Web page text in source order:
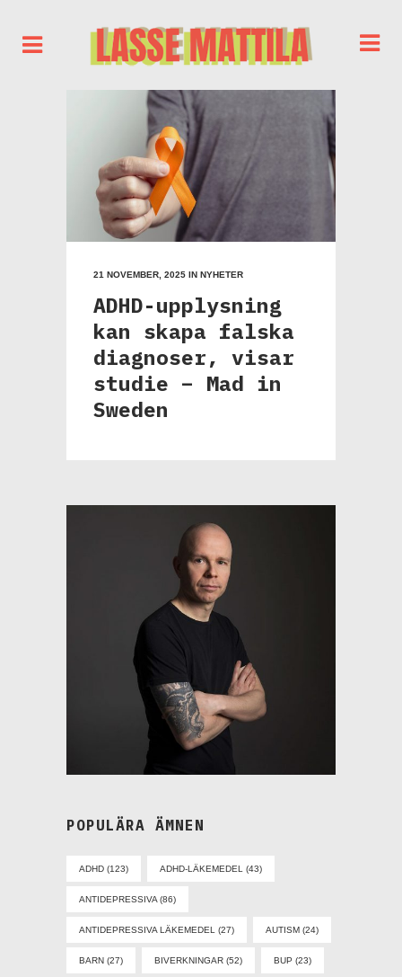
21 NOVEMBER, 2025 IN NYHETER
ADHD-upplysning
kan skapa falska
diagnoser, visar
studie – Mad in
Sweden
POPULÄRA ÄMNEN
ADHD (123) ADHD-LÄKEMEDEL (43)
ANTIDEPRESSIVA (86)
ANTIDEPRESSIVA LÄKEMEDEL (27) AUTISM (24)
BARN (27) BIVERKNINGAR (52) BUP (23)